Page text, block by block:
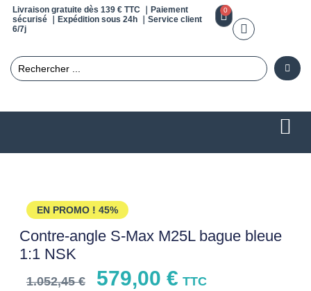
Livraison gratuite dès 139 € TTC ｜Paiement
sécurisé ｜Expédition sous 24h ｜Service client
6/7j
0
EN PROMO ! 45%
Contre-angle S-Max M25L bague bleue
1:1 NSK
1.052,45€ 579,00 € TTC